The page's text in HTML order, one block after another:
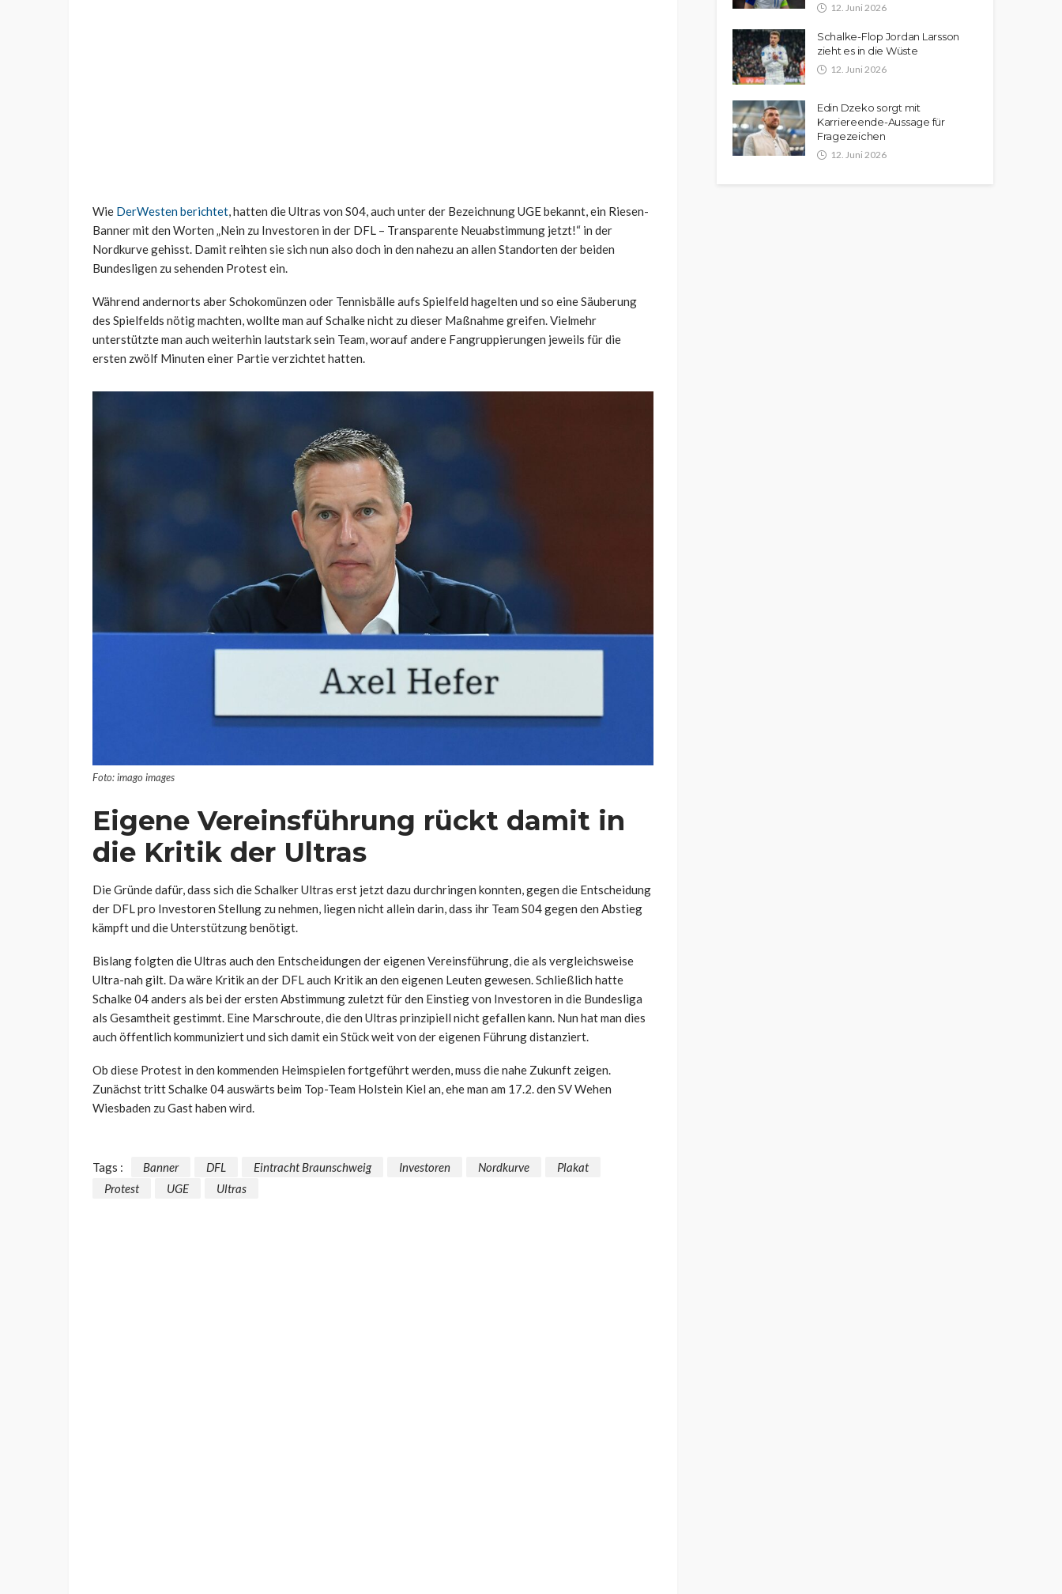
Wie DerWesten berichtet, hatten die Ultras von S04, auch unter der Bezeichnung UGE bekannt, ein Riesen-
Banner mit den Worten „Nein zu Investoren in der DFL – Transparente Neuabstimmung jetzt!“ in der
Nordkurve gehisst. Damit reihten sie sich nun also doch in den nahezu an allen Standorten der beiden
Bundesligen zu sehenden Protest ein.
Während andernorts aber Schokomünzen oder Tennisbälle aufs Spielfeld hagelten und so eine Säuberung
des Spielfelds nötig machten, wollte man auf Schalke nicht zu dieser Maßnahme greifen. Vielmehr
unterstützte man auch weiterhin lautstark sein Team, worauf andere Fangruppierungen jeweils für die
ersten zwölf Minuten einer Partie verzichtet hatten.
Foto: imago images
Eigene Vereinsführung rückt damit in
die Kritik der Ultras
Die Gründe dafür, dass sich die Schalker Ultras erst jetzt dazu durchringen konnten, gegen die Entscheidung
der DFL pro Investoren Stellung zu nehmen, liegen nicht allein darin, dass ihr Team S04 gegen den Abstieg
kämpft und die Unterstützung benötigt.
Bislang folgten die Ultras auch den Entscheidungen der eigenen Vereinsführung, die als vergleichsweise
Ultra-nah gilt. Da wäre Kritik an der DFL auch Kritik an den eigenen Leuten gewesen. Schließlich hatte
Schalke 04 anders als bei der ersten Abstimmung zuletzt für den Einstieg von Investoren in die Bundesliga
als Gesamtheit gestimmt. Eine Marschroute, die den Ultras prinzipiell nicht gefallen kann. Nun hat man dies
auch öffentlich kommuniziert und sich damit ein Stück weit von der eigenen Führung distanziert.
Ob diese Protest in den kommenden Heimspielen fortgeführt werden, muss die nahe Zukunft zeigen.
Zunächst tritt Schalke 04 auswärts beim Top-Team Holstein Kiel an, ehe man am 17.2. den SV Wehen
Wiesbaden zu Gast haben wird.
Tags : Banner DFL Eintracht Braunschweig Investoren Nordkurve
Plakat
Protest
UGE Ultras
12. Juni 2026
Schalke-Flop Jordan Larsson
zieht es in die Wüste
12. Juni 2026
Edin Dzeko sorgt mit
Karriereende-Aussage für
Fragezeichen
12. Juni 2026